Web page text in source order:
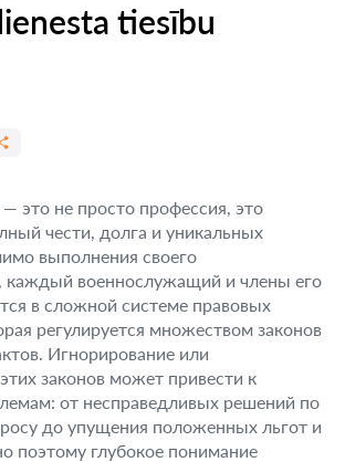
tiesību
это не просто профессия, это
чести, долга и уникальных
выполнения своего
каждый военнослужащий и члены его
в сложной системе правовых
регулируется множеством законов
Игнорирование или
законов может привести к
от несправедливых решений по
до упущения положенных льгот и
поэтому глубокое понимание